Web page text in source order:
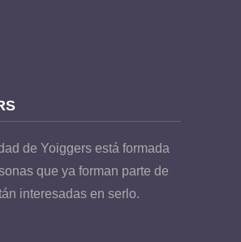
de Yoiggers está formada
que ya forman parte de
interesadas en serlo.